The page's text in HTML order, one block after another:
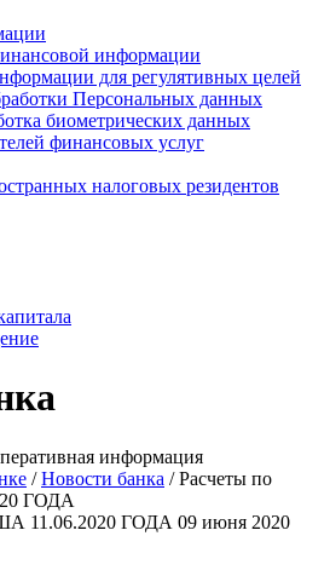
информации
для регулятивных целей
Персональных данных
биометрических данных
финансовых услуг
налоговых резидентов
информация
/Новости банка /Расчеты по
ГОДА
11.06.2020 ГОДА 09 июня 2020